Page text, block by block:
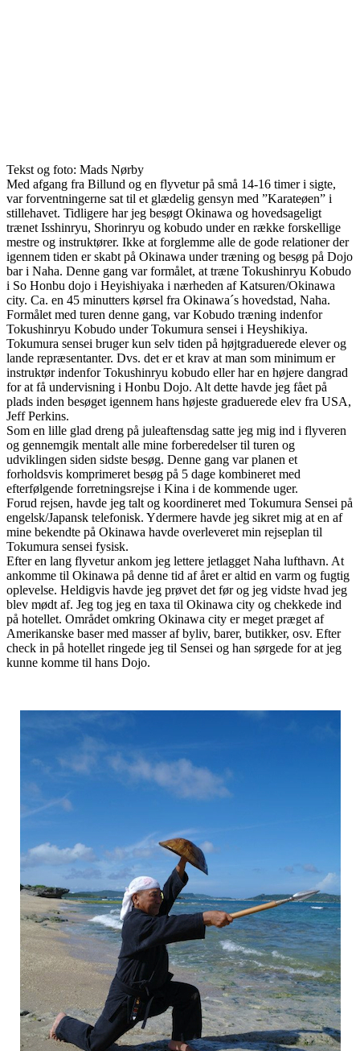
Tekst og foto: Mads Nørby
Med afgang fra Billund og en flyvetur på små 14-16 timer i sigte,
var forventningerne sat til et glædelig gensyn med ”Karateøen” i
stillehavet. Tidligere har jeg besøgt Okinawa og hovedsageligt
trænet Isshinryu, Shorinryu og kobudo under en række forskellige
mestre og instruktører. Ikke at forglemme alle de gode relationer der
igennem tiden er skabt på Okinawa under træning og besøg på Dojo
bar i Naha. Denne gang var formålet, at træne Tokushinryu Kobudo
i So Honbu dojo i Heyishiyaka i nærheden af Katsuren/Okinawa
city. Ca. en 45 minutters kørsel fra Okinawa´s hovedstad, Naha.
Formålet med turen denne gang, var Kobudo træning indenfor
Tokushinryu Kobudo under Tokumura sensei i Heyshikiya.
Tokumura sensei bruger kun selv tiden på højtgraduerede elever og
lande repræsentanter. Dvs. det er et krav at man som minimum er
instruktør indenfor Tokushinryu kobudo eller har en højere dangrad
for at få undervisning i Honbu Dojo. Alt dette havde jeg fået på
plads inden besøget igennem hans højeste graduerede elev fra USA,
Jeff Perkins.
Som en lille glad dreng på juleaftensdag satte jeg mig ind i flyveren
og gennemgik mentalt alle mine forberedelser til turen og
udviklingen siden sidste besøg. Denne gang var planen et
forholdsvis komprimeret besøg på 5 dage kombineret med
efterfølgende forretningsrejse i Kina i de kommende uger.
Forud rejsen, havde jeg talt og koordineret med Tokumura Sensei på
engelsk/Japansk telefonisk. Ydermere havde jeg sikret mig at en af
mine bekendte på Okinawa havde overleveret min rejseplan til
Tokumura sensei fysisk.
Efter en lang flyvetur ankom jeg lettere jetlagget Naha lufthavn. At
ankomme til Okinawa på denne tid af året er altid en varm og fugtig
oplevelse. Heldigvis havde jeg prøvet det før og jeg vidste hvad jeg
blev mødt af. Jeg tog jeg en taxa til Okinawa city og chekkede ind
på hotellet. Området omkring Okinawa city er meget præget af
Amerikanske baser med masser af byliv, barer, butikker, osv. Efter
check in på hotellet ringede jeg til Sensei og han sørgede for at jeg
kunne komme til hans Dojo.